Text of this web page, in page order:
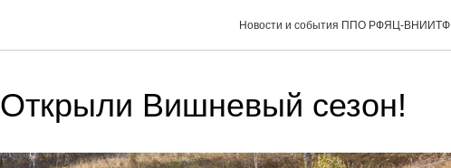
Новости и события ППО РФЯЦ-ВНИИТФ
Открыли Вишневый сезон!